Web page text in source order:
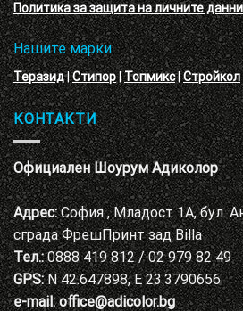
Политика за защита на личните данни
Нашите марки
Теразид|Стипор|Топмикс|Стройкол
КОНТАКТИ
Официален Шоурум Адиколор
Адрес:София , Младост 1А, бул.
сграда ФрешПринт зад Billa
Тел.:0888 419 812 / 02 979 82 49
GPS:N 42.647898, E 23.3790656
e-mail: office@adicolor.bg